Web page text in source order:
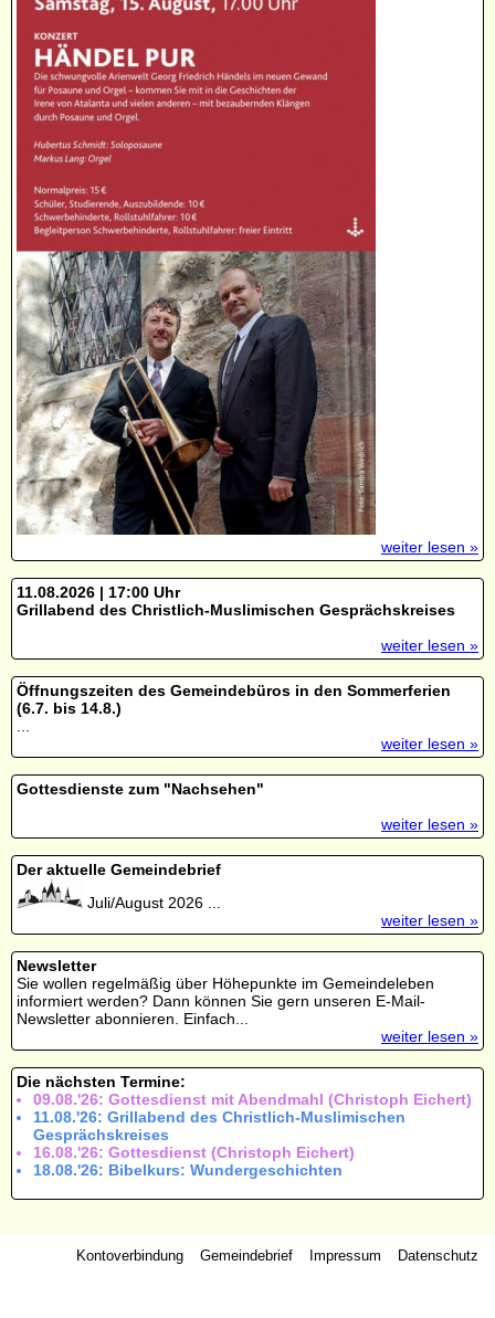
weiter lesen »
11.08.2026 | 17:00 Uhr
Grillabend des Christlich-Muslimischen Gesprächskreises
weiter lesen »
Öffnungszeiten des Gemeindebüros in den Sommerferien
(6.7. bis 14.8.)
weiter lesen »
Gottesdienste zum "Nachsehen"
weiter lesen »
Der aktuelle Gemeindebrief
Juli/August 2026 ...
weiter lesen »
Newsletter
Sie wollen regelmäßig über Höhepunkte im Gemeindeleben
informiert werden? Dann können Sie gern unseren E-Mail-
Newsletter abonnieren. Einfach...
weiter lesen »
Die nächsten Termine:
09.08.'26: Gottesdienst mit Abendmahl (Christoph Eichert)
11.08.'26: Grillabend des Christlich-Muslimischen
Gesprächskreises
16.08.'26: Gottesdienst (Christoph Eichert)
18.08.'26: Bibelkurs: Wundergeschichten
Kontoverbindung Gemeindebrief Impressum Datenschutz